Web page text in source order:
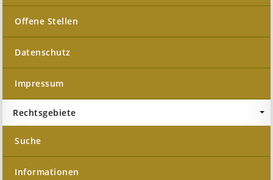
Offene Stellen
Datenschutz
Impressum
Rechtsgebiete
Suche
Informationen